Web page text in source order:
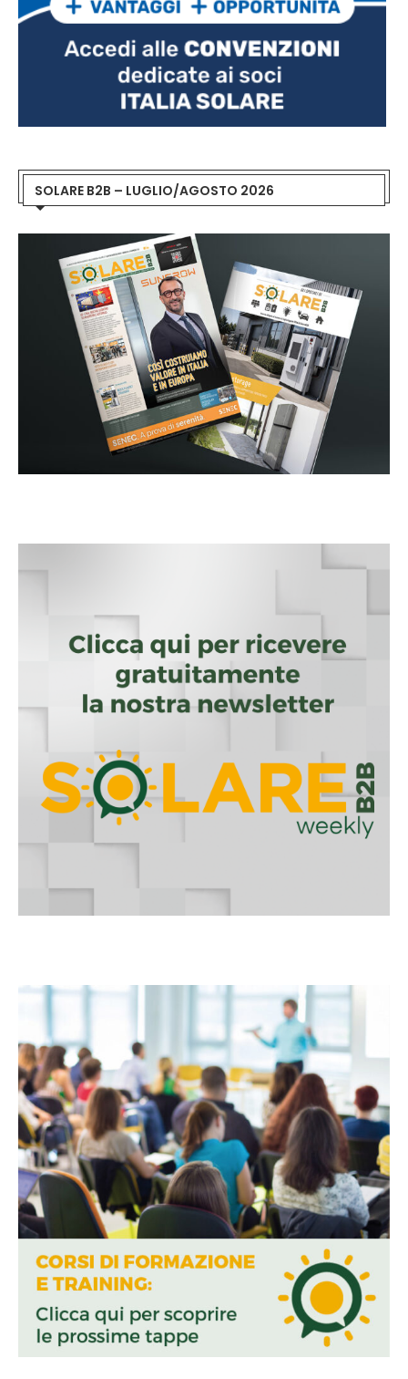
SOLARE B2B – LUGLIO/AGOSTO 2026